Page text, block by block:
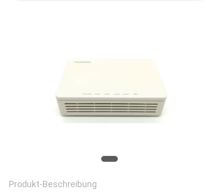
Produkt-Beschreibung